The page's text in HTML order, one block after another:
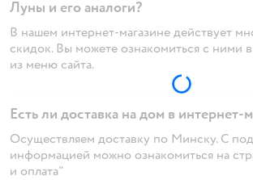
Луны и его аналоги?
В нашем интернет-магазине действует
скидок. Вы можете ознакомиться с ними
из меню сайта.
Есть ли доставка на дом в интернет-
Осуществляем доставку по Минску. С
информацией можно ознакомиться на
и оплата"